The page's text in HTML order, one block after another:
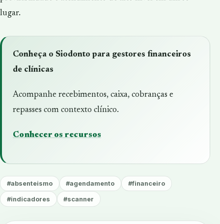
lugar.
Conheça o Siodonto para gestores financeiros
de clínicas
Acompanhe recebimentos, caixa, cobranças e
repasses com contexto clínico.
Conhecer os recursos
#absenteismo #agendamento #financeiro
#indicadores #scanner